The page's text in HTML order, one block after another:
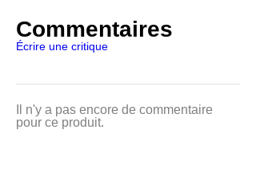
désormais démontré en vidéo !
Article Blog sur le sujet
FRANCEdans nos ateliers, avec
des matières de base de
Commentaires
Écrire une critique
Il n'y a pas encore de commentaire
pour ce produit.